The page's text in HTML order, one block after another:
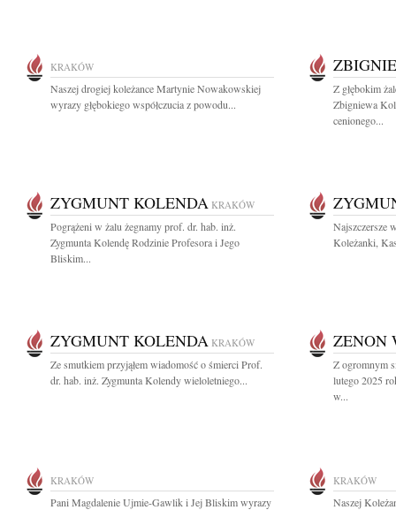
KRAKÓW
Naszej drogiej koleżance Martynie Nowakowskiej
wyrazy głębokiego współczucia z powodu...
Z głębokim
Zbigniewa
cenionego...
ZYGMUNT KOLENDA KRAKÓW
Pogrążeni w żalu żegnamy prof. dr. hab. inż.
Zygmunta Kolendę Rodzinie Profesora i Jego
Bliskim...
Najszczersze
Koleżanki,
ZYGMUNT KOLENDA KRAKÓW
Ze smutkiem przyjąłem wiadomość o śmierci Prof.
dr. hab. inż. Zygmunta Kolendy wieloletniego...
ZENON
Z ogromnym
lutego 2025
w...
KRAKÓW
Pani Magdalenie Ujmie-Gawlik i Jej Bliskim wyrazy
KRAKÓW
Naszej